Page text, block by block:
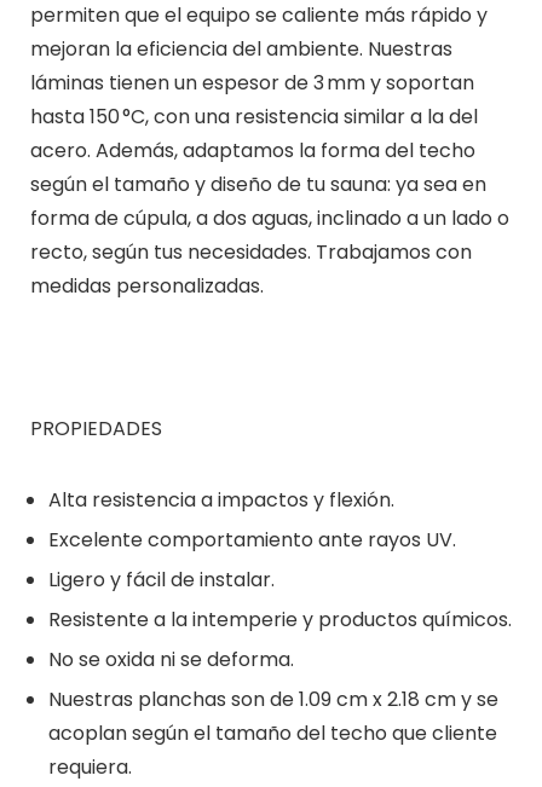
permiten que el equipo se caliente más rápido y
mejoran la eficiencia del ambiente. Nuestras
láminas tienen un espesor de 3 mm y soportan
hasta 150 °C, con una resistencia similar a la del
acero. Además, adaptamos la forma del techo
según el tamaño y diseño de tu sauna: ya sea en
forma de cúpula, a dos aguas, inclinado a un lado o
recto, según tus necesidades. Trabajamos con
medidas personalizadas.
PROPIEDADES
Alta resistencia a impactos y flexión.
Excelente comportamiento ante rayos UV.
Ligero y fácil de instalar.
Resistente a la intemperie y productos químicos.
No se oxida ni se deforma.
Nuestras planchas son de 1.09 cm x 2.18 cm y se
acoplan según el tamaño del techo que cliente
requiera.